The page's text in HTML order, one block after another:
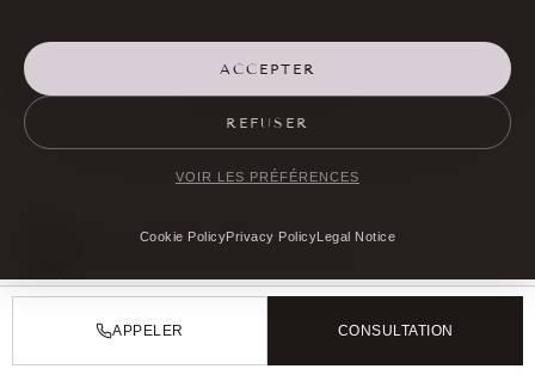
ACCEPTER
REFUSER
VOIR LES PRÉFÉRENCES
Cookie PolicyPrivacy PolicyLegal Notice
ALL ARTICLES
APPELER CONSULTATION